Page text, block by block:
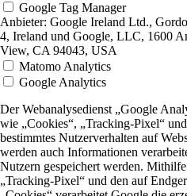
Google Tag Manager
Anbieter: Google Ireland Ltd.,
4, Ireland und Google, LLC, 1600
View, CA 94043, USA
Matomo Analytics
Google Analytics
Der Webanalysedienst „Google
wie „Cookies“, „Tracking-Pixel“
bestimmtes Nutzerverhalten auf
werden auch Informationen
Nutzern gespeichert werden.
„Tracking-Pixel“ und den auf